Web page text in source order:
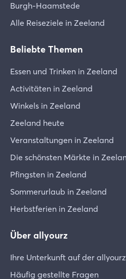
Burgh-Haamstede
Alle Reiseziele in Zeeland
Beliebte Themen
Essen und Trinken in Zeeland
Activitäten in Zeeland
Winkels in Zeeland
Zeeland heute
Veranstaltungen in Zeeland
Die schönsten Märkte in
Pfingsten in Zeeland
Sommerurlaub in Zeeland
Herbstferien in Zeeland
Über allyourz
Ihre Unterkunft auf der
Häufig gestellte Fragen